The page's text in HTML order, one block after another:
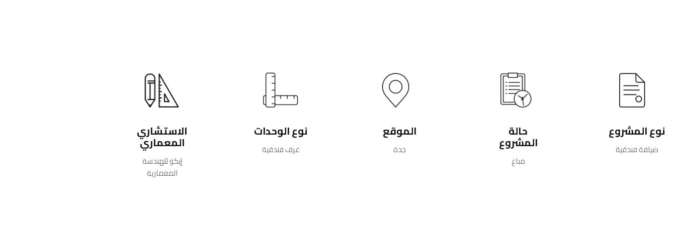
نوع المشروع
ضيافة فندقية
حالة
المشروع
مباع
الموقع
جدة
نوع الوحدات
غرف فندقية
الاستشاري
المعماري
إيكو للهندسة
المعمارية